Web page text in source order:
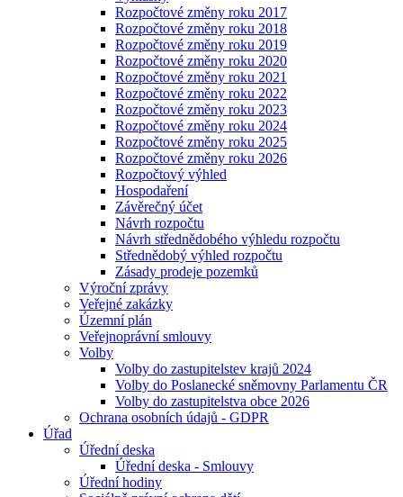
Rozpočtové změny roku 2017
Rozpočtové změny roku 2018
Rozpočtové změny roku 2019
Rozpočtové změny roku 2020
Rozpočtové změny roku 2021
Rozpočtové změny roku 2022
Rozpočtové změny roku 2023
Rozpočtové změny roku 2024
Rozpočtové změny roku 2025
Rozpočtové změny roku 2026
Rozpočtový výhled
Hospodaření
Závěrečný účet
Návrh rozpočtu
Návrh střednědobého výhledu rozpočtu
Střednědobý výhled rozpočtu
Zásady prodeje pozemků
Výroční zprávy
Veřejné zakázky
Územní plán
Veřejnoprávní smlouvy
Volby
Volby do zastupitelstev krajů 2024
Volby do Poslanecké sněmovny Parlamentu ČR
Volby do zastupitelstva obce 2026
Ochrana osobních údajů - GDPR
Úřad
Úřední deska
Úřední deska - Smlouvy
Úřední hodiny